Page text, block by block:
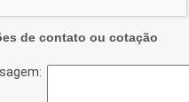
de contato ou cotação